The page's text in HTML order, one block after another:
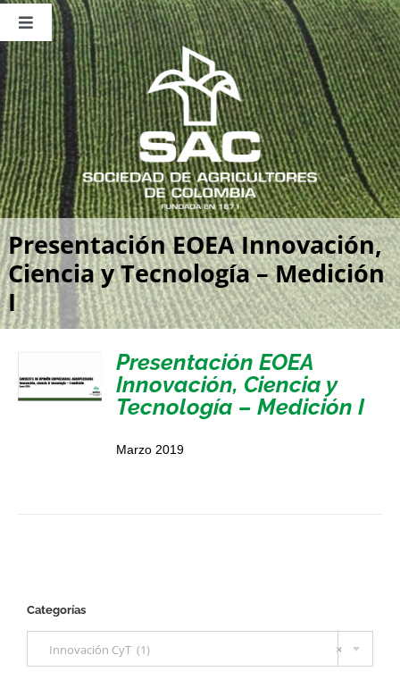
Saltar
contenido
Toggle
Navigation
Nosotros
Publicaciones
Sala de Prensa
Eventos
Presentación EOEA Innovación,
Ciencia y Tecnología – Medición
I
Presentación EOEA
Innovación, Ciencia y
Tecnología – Medición I
Marzo 2019
Categorías
×
Innovación CyT (1)